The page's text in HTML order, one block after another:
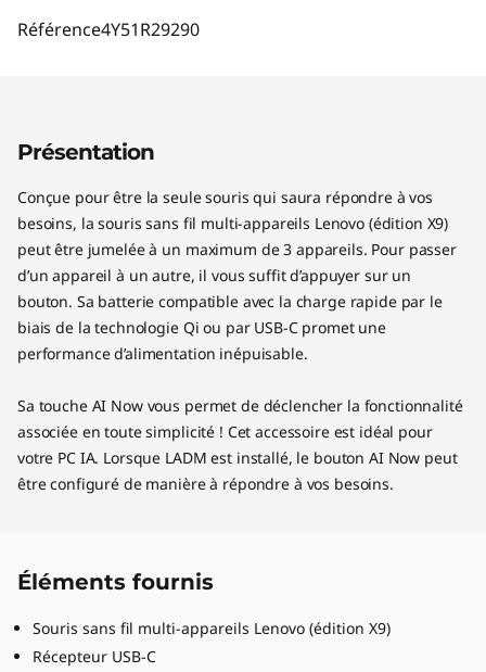
Référence4Y51R29290
Présentation
Conçue pour être la seule souris qui saura répondre à vos
besoins, la souris sans fil multi-appareils Lenovo (édition X9)
peut être jumelée à un maximum de 3 appareils. Pour passer
d’un appareil à un autre, il vous suffit d’appuyer sur un
bouton. Sa batterie compatible avec la charge rapide par le
biais de la technologie Qi ou par USB-C promet une
performance d’alimentation inépuisable.
Sa touche AI Now vous permet de déclencher la fonctionnalité
associée en toute simplicité ! Cet accessoire est idéal pour
votre PC IA. Lorsque LADM est installé, le bouton AI Now peut
être configuré de manière à répondre à vos besoins.
Éléments fournis
Souris sans fil multi-appareils Lenovo (édition X9)
Récepteur USB-C